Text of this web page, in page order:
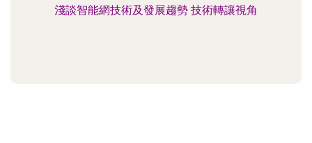
淺談智能網技術及發展趨勢 技術轉讓視角